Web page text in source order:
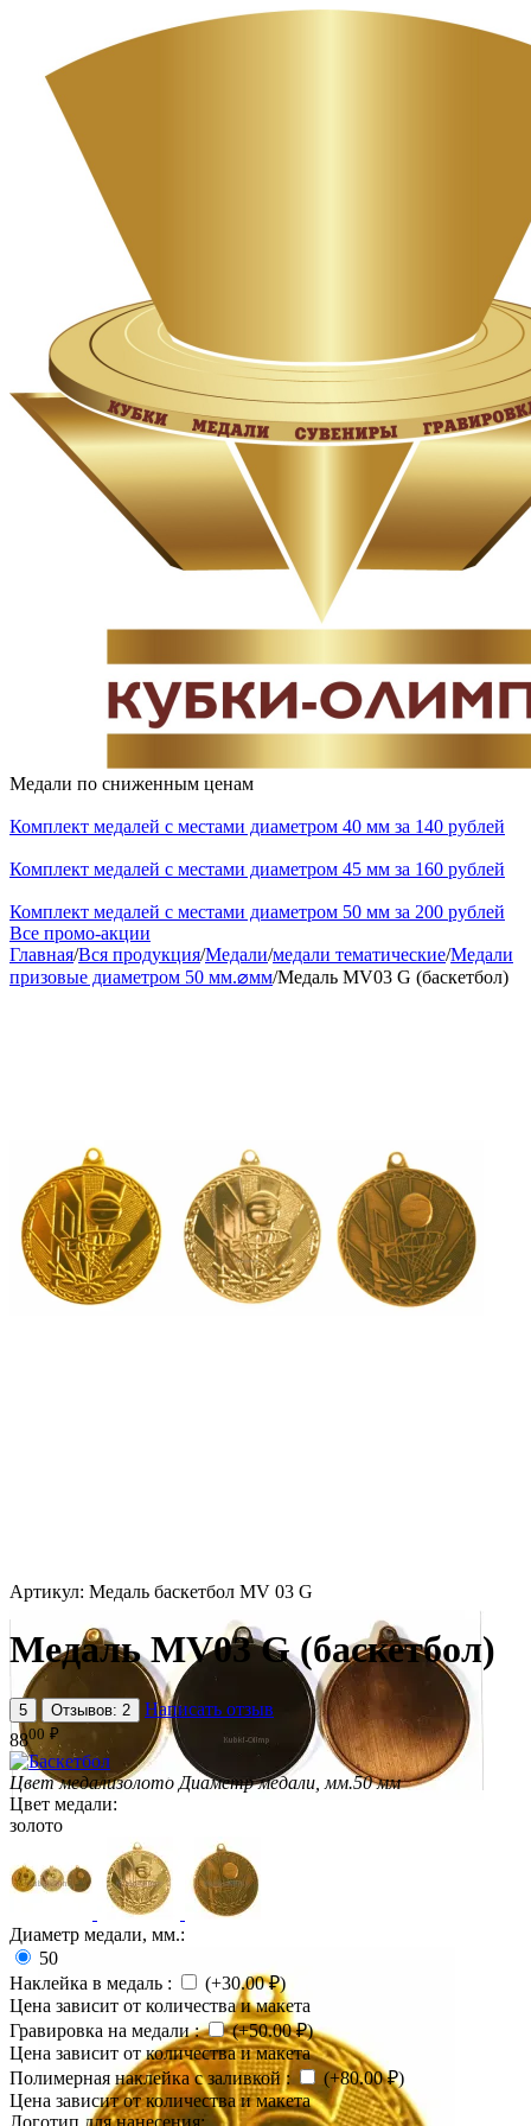
Медали по сниженным ценам
Комплект медалей с местами диаметром 40 мм за 140 рублей
Комплект медалей с местами диаметром 45 мм за 160 рублей
Комплект медалей с местами диаметром 50 мм за 200 рублей
Все промо-акции
Главная/Вся продукция/Медали/медали тематические/Медали
призовые диаметром 50 мм.⌀мм/Медаль MV03 G (баскетбол)
Артикул: Медаль баскетбол MV 03 G
Медаль MV03 G (баскетбол)
5 Отзывов: 2
Написать отзыв
8800 ₽
Цвет медализолото Диаметр медали, мм.50 мм
Цвет медали:
золото
Диаметр медали, мм.:
50
Наклейка в медаль : (+30.00₽)
Цена зависит от количества и макета
Гравировка на медали: (+50.00₽)
Цена зависит от количества и макета
Полимерная наклейка с заливкой: (+80.00₽)
Цена зависит от количества и макета